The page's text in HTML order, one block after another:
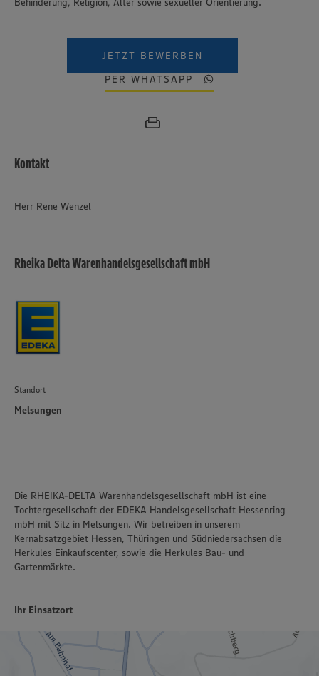
JETZT BEWERBEN
PER WHATSAPP
Kontakt
Herr Rene Wenzel
Rheika Delta Warenhandelsgesellschaft mbH
Standort
Melsungen
Die RHEIKA-DELTA Warenhandelsgesellschaft mbH ist eine
Tochtergesellschaft der EDEKA Handelsgesellschaft Hessenring
mbH mit Sitz in Melsungen. Wir betreiben in unserem
Kernabsatzgebiet Hessen, Thüringen und Südniedersachsen die
Herkules Einkaufscenter, sowie die Herkules Bau- und
Gartenmärkte.
Ihr Einsatzort